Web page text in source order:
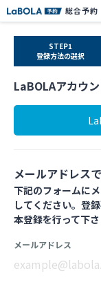
総合予約
1
登録方法の選択
LaBOLAアカウ
メールアドレス
下記のフォームに
してください。登
本登録を行って下さ
メールアドレス